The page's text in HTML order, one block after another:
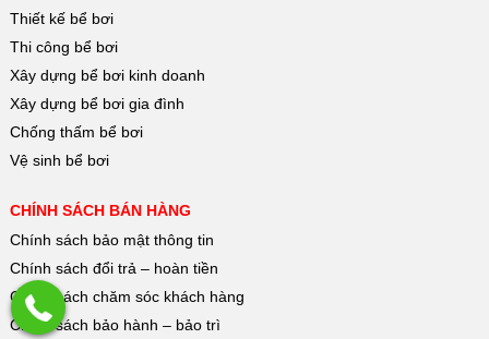
Thiết kế bể bơi
Thi công bể bơi
Xây dựng bể bơi kinh doanh
Xây dựng bể bơi gia đình
Chống thấm bể bơi
Vệ sinh bể bơi
CHÍNH SÁCH BÁN HÀNG
Chính sách bảo mật thông tin
Chính sách đổi trả – hoàn tiền
Chính sách chăm sóc khách hàng
Chính sách bảo hành – bảo trì